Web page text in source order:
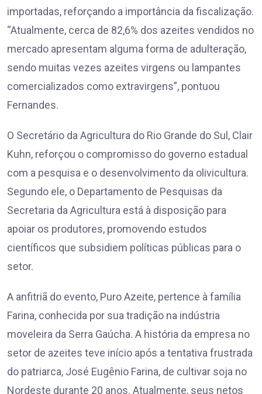
importadas, reforçando a importância da fiscalização.
“Atualmente, cerca de 82,6% dos azeites vendidos no
mercado apresentam alguma forma de adulteração,
sendo muitas vezes azeites virgens ou lampantes
comercializados como extravirgens”, pontuou
Fernandes.
O Secretário da Agricultura do Rio Grande do Sul, Clair
Kuhn, reforçou o compromisso do governo estadual
com a pesquisa e o desenvolvimento da olivicultura.
Segundo ele, o Departamento de Pesquisas da
Secretaria da Agricultura está à disposição para
apoiar os produtores, promovendo estudos
científicos que subsidiem políticas públicas para o
setor.
A anfitriã do evento, Puro Azeite, pertence à família
Farina, conhecida por sua tradição na indústria
moveleira da Serra Gaúcha. A história da empresa no
setor de azeites teve início após a tentativa frustrada
do patriarca, José Eugênio Farina, de cultivar soja no
Nordeste durante 20 anos. Atualmente, seus netos